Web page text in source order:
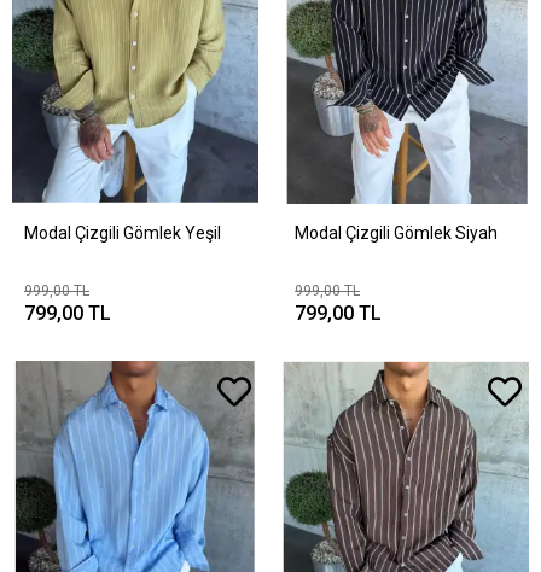
Modal Çizgili Gömlek Yeşil
999,00 TL
799,00 TL
Modal Çizgili Gömlek Siyah
999,00 TL
799,00 TL